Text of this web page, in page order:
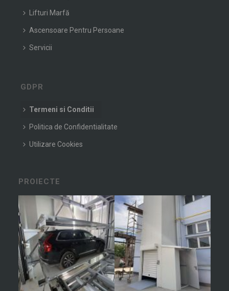
Lifturi Marfă
Ascensoare Pentru Persoane
Servicii
GDPR
Termeni si Conditii
Politica de Confidentialitate
Utilizare Cookies
PROIECTE